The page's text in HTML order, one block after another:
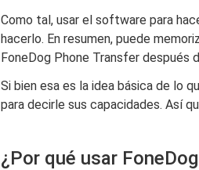
Como tal, usar el software para
hacerlo. En resumen, puede
FoneDog Phone Transfer después
Si bien esa es la idea básica de lo
para decirle sus capacidades. Así
¿Por qué usar